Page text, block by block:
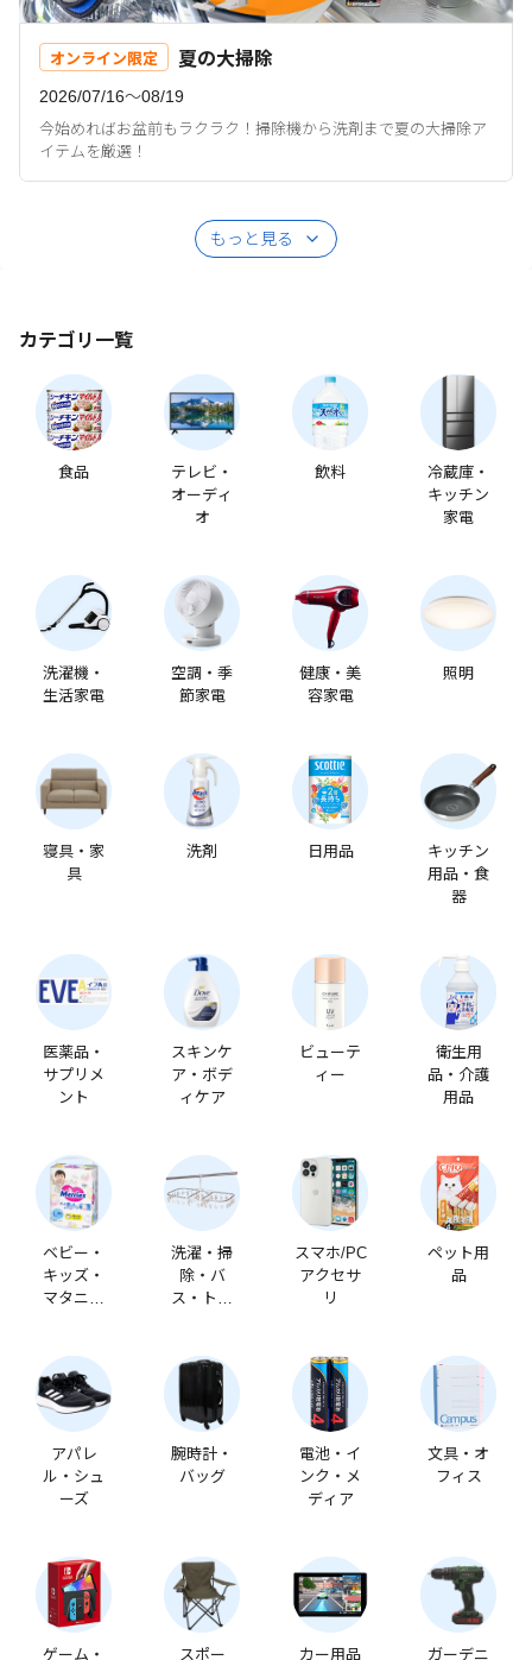
オンライン限定 夏の大掃除
2026/07/16〜08/19
今始めればお盆前もラクラク！掃除機から洗剤まで夏の大掃除ア
イテムを厳選！
もっと見る
カテゴリ一覧
食品
テレビ・
オーディ
オ
飲料
冷蔵庫・
キッチン
家電
洗濯機・
生活家電
空調・季
節家電
健康・美
容家電
照明
寝具・家
具
洗剤 日用品
キッチン
用品・食
器
医薬品・
サプリメ
ント
スキンケ
ア・ボデ
ィケア
ビューテ
ィー
衛生用
品・介護
用品
ベビー・
キッズ・
マタニテ
洗濯・掃
除・バ
ス・トイ
スマホ/PC
アクセサ
リ
ペット用
品
アパレ
ル・シュ
ーズ
腕時計・
バッグ
電池・イ
ンク・メ
ディア
文具・オ
フィス
ゲーム・
スポー
カー用品
ガーデニ